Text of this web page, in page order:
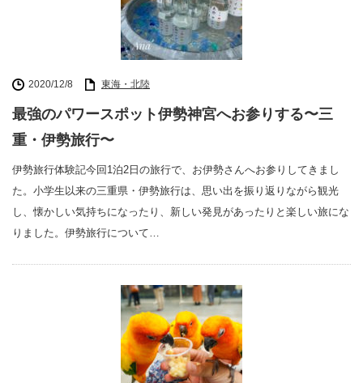
2020/12/8 東海・北陸
最強のパワースポット伊勢神宮へお参りする〜三
重・伊勢旅行〜
伊勢旅行体験記今回1泊2日の旅行で、お伊勢さんへお参りしてきまし
た。小学生以来の三重県・伊勢旅行は、思い出を振り返りながら観光
し、懐かしい気持ちになったり、新しい発見があったりと楽しい旅にな
りました。伊勢旅行について…